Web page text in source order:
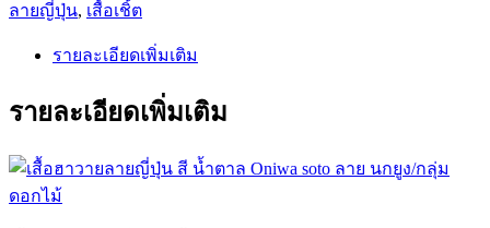
ลายญี่ปุ่น, เสื้อเชิ้ต
รายละเอียดเพิ่มเติม
รายละเอียดเพิ่มเติม